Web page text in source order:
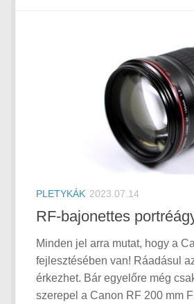
PLETYKÁK 2023.07.14
RF-bajonettes
Minden jel arra mutat, hogy a
fejlesztésében van! Ráadásul
érkezhet. Bár egyelőre még
szerepel a Canon RF 200 mm